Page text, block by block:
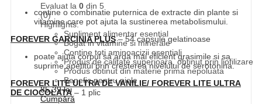
Evaluat la 0 din 5
(0)
Highlights:
Supliment alimentar esential
Bogat in vitamine si minerale
Contine toti aminoacizii esentiali
Produs de calitate superioara, obtinut prin liofilizare
Produs obtinut din materie prima nepoluata
Benefic pentru piele
85,39lei
Cumpără
contine o combinatie puternica de extracte din plante si
vitamine care pot ajuta la sustinerea metabolismului.
FOREVER GARCINIA PLUS– 54 capsule gelatinoase
poate ajuta corpul sa arda mai eficient grasimile si sa
suprime apetitul prin cresterea nivelului de serotonina.
FOREVER LITE ULTRA DE VANILIE/ FOREVER LITE ULTRA
DE CIOCOLATA – 1 plic